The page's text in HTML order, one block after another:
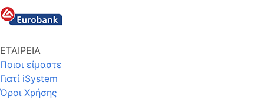
ΕΤΑΙΡΕΙΑ
Ποιοι είμαστε
Γιατί iSystem
Όροι Χρήσης